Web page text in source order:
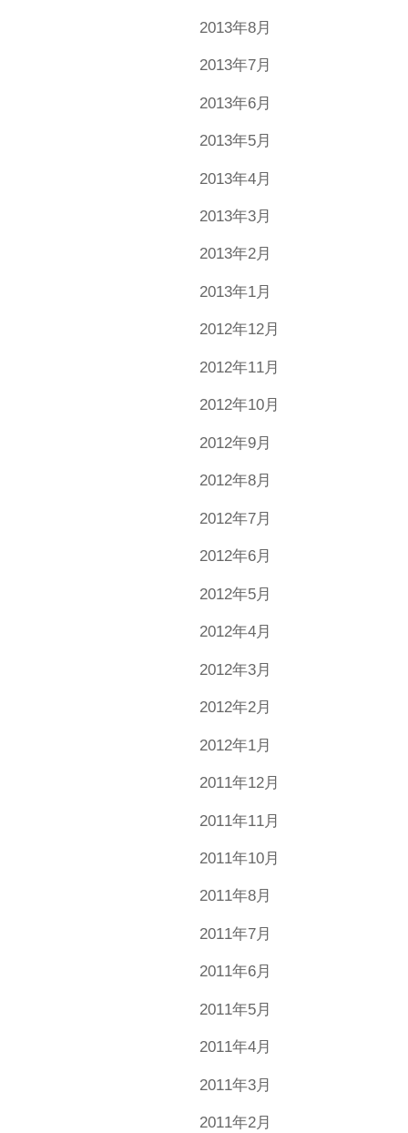
2013年8月
2013年7月
2013年6月
2013年5月
2013年4月
2013年3月
2013年2月
2013年1月
2012年12月
2012年11月
2012年10月
2012年9月
2012年8月
2012年7月
2012年6月
2012年5月
2012年4月
2012年3月
2012年2月
2012年1月
2011年12月
2011年11月
2011年10月
2011年8月
2011年7月
2011年6月
2011年5月
2011年4月
2011年3月
2011年2月